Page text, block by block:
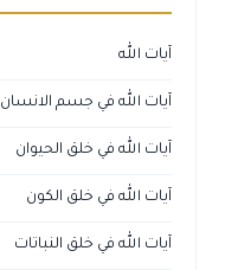
آيات الله
آيات الله في جسم الانسان
آيات الله في خلق الحيوان
آيات الله في خلق الكون
آيات الله في خلق النباتات